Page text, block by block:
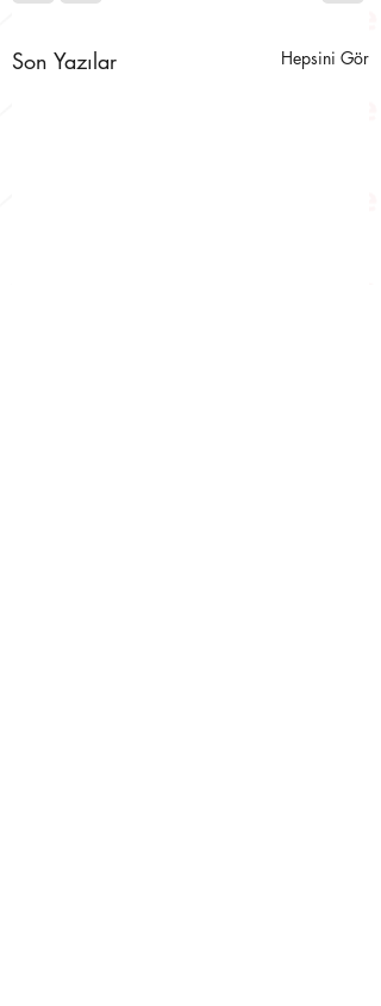
Son Yazılar Hepsini Gör